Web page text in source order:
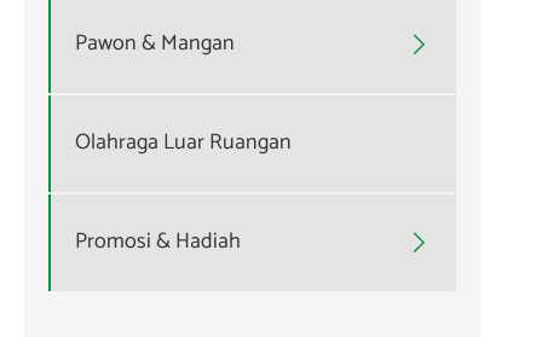
Pawon & Mangan 
Olahraga Luar Ruangan
Promosi & Hadiah 